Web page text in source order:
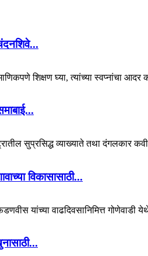
शिक्षण घ्या, त्यांच्या स्वप्नांचा आदर
सुप्रसिद्ध व्याख्याते तथा दंगलकार
विकासासाठी...
यांच्या वाढदिवसानिमित्त गोणेवाडी